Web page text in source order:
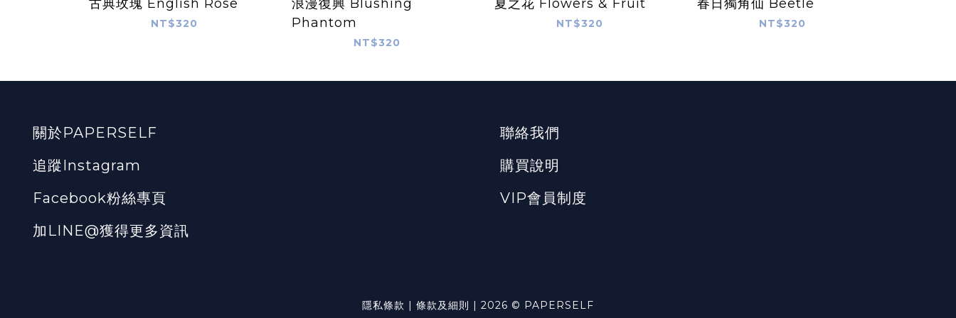
古典玫瑰 English Rose
NT$320
浪漫復興 Blushing
Phantom
NT$320
夏之花 Flowers & Fruit
NT$320
春日獨角仙 Beetle
NT$320
關於PAPERSELF
追蹤Instagram
Facebook粉絲專頁
加LINE@獲得更多資訊
聯絡我們
購買說明
VIP會員制度
隱私條款 | 條款及細則 | 2026 © PAPERSELF